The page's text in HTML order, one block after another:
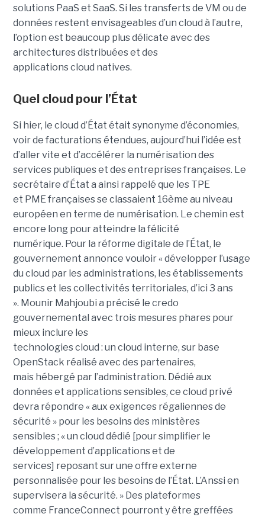
solutions PaaS et SaaS. Si les transferts de VM ou de
données restent envisageables d’un cloud à l’autre,
l’option est beaucoup plus délicate avec des
architectures distribuées et des
applications cloud natives.
Quel cloud pour l’État
Si hier, le cloud d’État était synonyme d’économies,
voir de facturations étendues, aujourd’hui l’idée est
d’aller vite et d’accélérer la numérisation des
services publiques et des entreprises françaises. Le
secrétaire d’État a ainsi rappelé que les TPE
et PME françaises se classaient 16ème au niveau
européen en terme de numérisation. Le chemin est
encore long pour atteindre la félicité
numérique. Pour la réforme digitale de l’État, le
gouvernement annonce vouloir « développer l’usage
du cloud par les administrations, les établissements
publics et les collectivités territoriales, d’ici 3 ans
». Mounir Mahjoubi a précisé le credo
gouvernemental avec trois mesures phares pour
mieux inclure les
technologies cloud : un cloud interne, sur base
OpenStack réalisé avec des partenaires,
mais hébergé par l’administration. Dédié aux
données et applications sensibles, ce cloud privé
devra répondre « aux exigences régaliennes de
sécurité » pour les besoins des ministères
sensibles ; « un cloud dédié [pour simplifier le
développement d’applications et de
services] reposant sur une offre externe
personnalisée pour les besoins de l’État. L’Anssi en
supervisera la sécurité. » Des plateformes
comme FranceConnect pourront y être greffées